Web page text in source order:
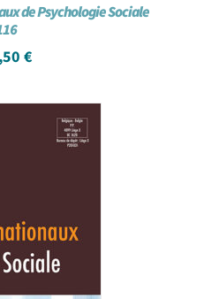
de Psychologie Sociale
€